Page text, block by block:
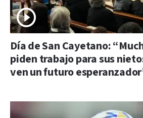
Día de San Cayetano:
piden trabajo para sus
ven un futuro